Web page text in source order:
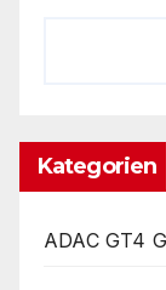
Kategorien
ADAC GT4